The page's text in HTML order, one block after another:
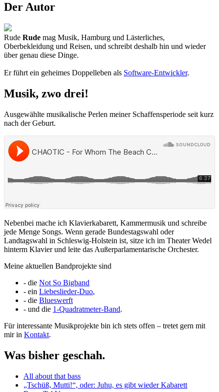
Der Autor
Rude Rude mag Musik, Hamburg und Lästerliches,
Oberbekleidung und Reisen, und schreibt deshalb hin und wieder
über genau diese Dinge.
Er führt ein geheimes Doppelleben als Software-Entwickler.
Musik, zwo drei!
Ausgewählte musikalische Perlen meiner Schaffensperiode seit kurz
nach der Geburt.
Nebenbei mache ich Klavierkabarett, Kammermusik und schreibe
jede Menge Songs. Wenn gerade Bundestagswahl oder
Landtagswahl in Schleswig-Holstein ist, sitze ich im Theater Wedel
hinterm Klavier und leite das Außerparlamentarische Orchester.
Meine aktuellen Bandprojekte sind
- die Not So Bigband
- ein Liebeslieder-Duo,
- die Blueswerft
- und die 1-Quadratmeter-Band.
Für interessante Musikprojekte bin ich stets offen – tretet gern mit
mir in Kontakt.
Was bisher geschah.
All about that bass
„Tschüß, Mutti!“, oder: Juhu, es gibt wieder Kabarett